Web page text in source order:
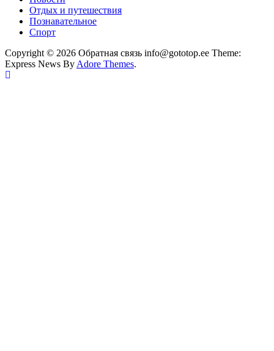
Отдых и путешествия
Познавательное
Спорт
Copyright © 2026 Обратная связь info@gototop.ee Theme:
Express News ByAdore Themes.